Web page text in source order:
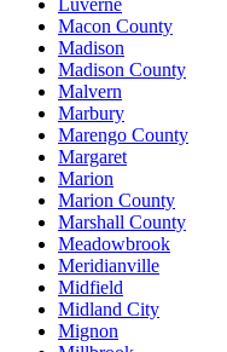
Macon County
Madison
Madison County
Malvern
Marbury
Marengo County
Margaret
Marion
Marion County
Marshall County
Meadowbrook
Meridianville
Midfield
Midland City
Mignon